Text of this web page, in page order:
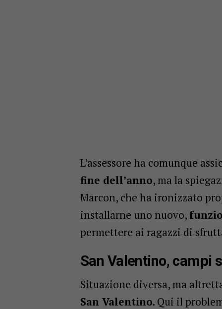
L’assessore ha comunque
fine dell’anno, ma la
Marcon, che ha ironizzato
installarne uno nuovo,
permettere ai ragazzi di
San Valentino, campi
Situazione diversa, ma
San Valentino. Qui il